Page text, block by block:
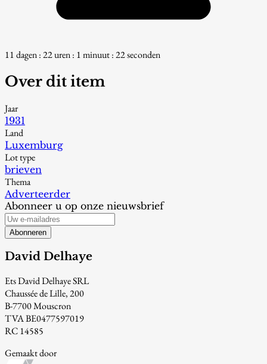
11 dagen : 22 uren : 1 minuut : 21 seconden
Over dit item
Jaar
1931
Land
Luxemburg
Lot type
brieven
Thema
Adverteerder
Abonneer u op onze nieuwsbrief
Abonneren
David Delhaye
Ets David Delhaye SRL
Chaussée de Lille, 200
B-7700 Mouscron
TVA BE0477597019
RC 14585
Gemaakt door